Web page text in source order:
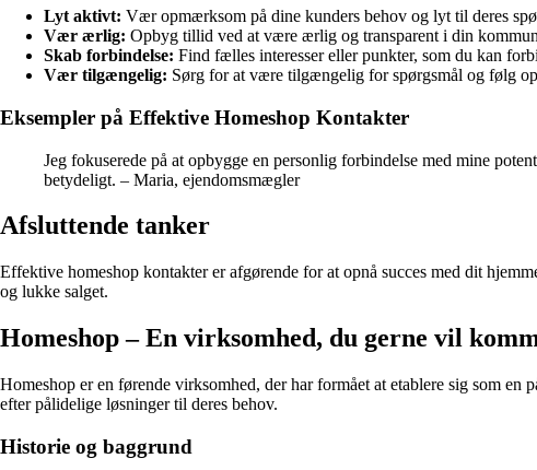
Lyt aktivt: Vær opmærksom på dine kunders behov og lyt til deres
Vær ærlig: Opbyg tillid ved at være ærlig og transparent i din
Skab forbindelse: Find fælles interesser eller punkter, som du kan
Vær tilgængelig: Sørg for at være tilgængelig for spørgsmål og følg
Eksempler på Effektive Homeshop Kontakter
Jeg fokuserede på at opbygge en personlig forbindelse med mine
betydeligt. – Maria, ejendomsmægler
Afsluttende tanker
Effektive homeshop kontakter er afgørende for at opnå succes med dit
og lukke salget.
Homeshop – En virksomhed, du gerne vil
Homeshop er en førende virksomhed, der har formået at etablere sig som
efter pålidelige løsninger til deres behov.
Historie og baggrund